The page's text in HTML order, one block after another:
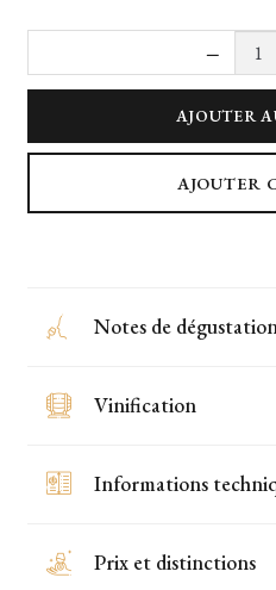
−
AJOUTER
AJOUTER
Notes de
Vinification
Informations
Prix et distinctions